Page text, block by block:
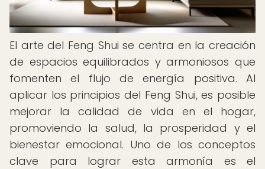
El arte del Feng Shui se centra en la creación
de espacios equilibrados y armoniosos que
fomenten el flujo de energía positiva. Al
aplicar los principios del Feng Shui, es posible
mejorar la calidad de vida en el hogar,
promoviendo la salud, la prosperidad y el
bienestar emocional. Uno de los conceptos
clave para lograr esta armonía es el